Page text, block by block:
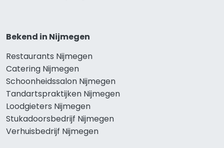
Bekend in Nijmegen
Restaurants Nijmegen
Catering Nijmegen
Schoonheidssalon Nijmegen
Tandartspraktijken Nijmegen
Loodgieters Nijmegen
Stukadoorsbedrijf Nijmegen
Verhuisbedrijf Nijmegen